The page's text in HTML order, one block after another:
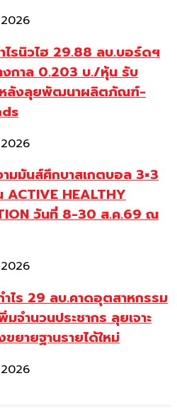
รนิวไฮ 29.88 ลบ.บอร์ดฯ
งกาล 0.203 บ./หุ้น รับ
ลังลุยพัฒนาผลิตภัณฑ์-
ามมันส์ศึกบาสเกตบอล 3×3
ACTIVE HEALTHY
วันที่ 8-30 ส.ค.69 ณ
ไร 29 ลบ.คาดอุตสาหกรรม
จำนวนประชากร ลุยเจาะ
ยายฐานรายได้ใหม่